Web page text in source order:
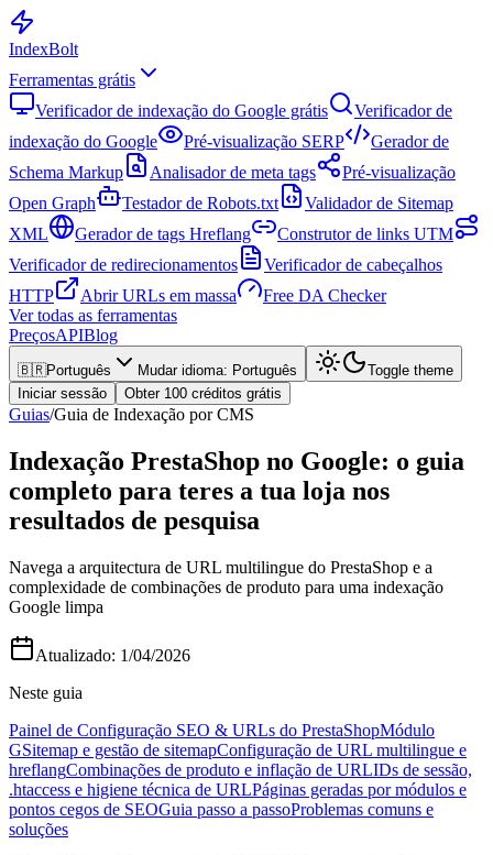
IndexBolt
Ferramentas grátis
Verificador de indexação do Google grátis
Verificador de
indexação do Google
Pré-visualização SERP
Gerador de
Schema Markup
Analisador de meta tags
Pré-visualização
Open Graph
Testador de Robots.txt
Validador de Sitemap
XML
Gerador de tags Hreflang
Construtor de links UTM
Verificador de redirecionamentos
Verificador de cabeçalhos
HTTP
Abrir URLs em massa
Free DA Checker
Ver todas as ferramentas
PreçosAPIBlog
🇧🇷Português Mudar idioma: Português
Toggle theme
Iniciar sessão
Obter 100 créditos grátis
Guias/Guia de Indexação por CMS
Indexação PrestaShop no Google: o guia
completo para teres a tua loja nos
resultados de pesquisa
Navega a arquitectura de URL multilingue do PrestaShop e a
complexidade de combinações de produto para uma indexação
Google limpa
Atualizado: 1/04/2026
Neste guia
Painel de Configuração SEO & URLs do PrestaShopMódulo
GSitemap e gestão de sitemapConfiguração de URL multilingue e
hreflangCombinações de produto e inflação de URLIDs de sessão,
.htaccess e higiene técnica de URLPáginas geradas por módulos e
pontos cegos de SEOGuia passo a passoProblemas comuns e
soluções